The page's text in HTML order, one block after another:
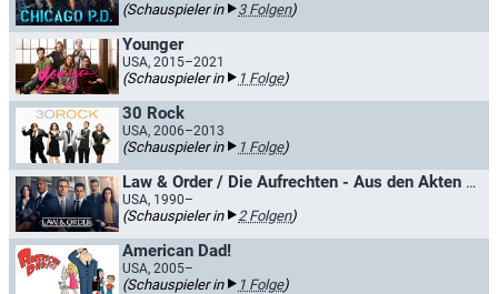
(Schauspieler in 3 Folgen)
Younger
USA, 2015–2021
(Schauspieler in 1 Folge)
30 Rock
USA, 2006–2013
(Schauspieler in 1 Folge)
Law & Order / Die Aufrechten - Aus den Akten der Straße
USA, 1990–
(Schauspieler in 2 Folgen)
American Dad!
USA, 2005–
(Schauspieler in 1 Folge)